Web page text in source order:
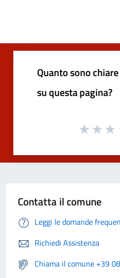
Quanto sono
su questa pagina?
Contatta il comune
Leggi le domande
Richiedi Assistenza
Chiama il comune +39